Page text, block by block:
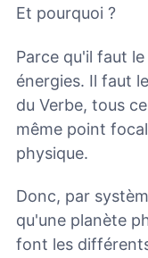
Et pourquoi ?
Parce qu'il faut
énergies. Il faut
du Verbe, tous
même point
physique.
Donc, par
qu'une planète
font les